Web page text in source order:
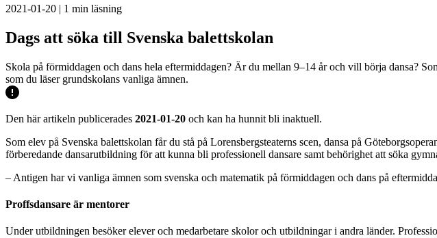
2021-01-20 | 1 min läsning
Dags att söka till Svenska balettskolan
Skola på förmiddagen och dans hela eftermiddagen? Är du mellan 9–14 år och vill börja dansa?
som du läser grundskolans vanliga ämnen.
Den här artikeln publicerades 2021-01-20 och kan ha hunnit bli inaktuell.
Som elev på Svenska balettskolan får du stå på Lorensbergsteaterns scen, dansa på
förberedande dansarutbildning för att kunna bli professionell dansare samt behörighet att söka
– Antigen har vi vanliga ämnen som svenska och matematik på förmiddagen och dans på
Proffsdansare är mentorer
Under utbildningen besöker elever och medarbetare skolor och utbildningar i andra länder.